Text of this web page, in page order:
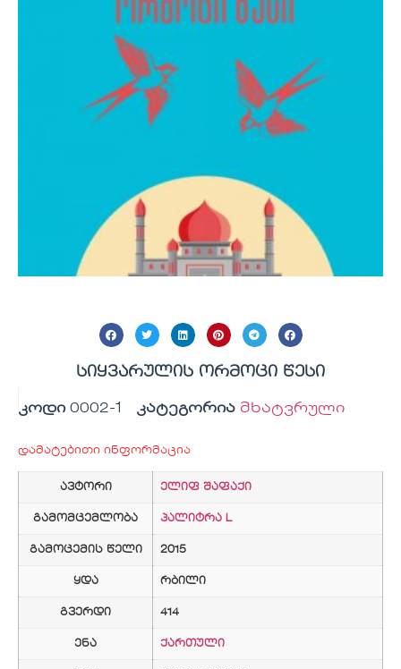
სიყვარულის ორმოცი წესი
კოდი 0002-1 კატეგორია მხატვრული
დამატებითი ინფორმაცია
ავტორი ელიფ შაფაქი
გამომცემლობა პალიტრა L
გამოცემის წელი 2015
ყდა რბილი
გვერდი 414
ენა ქართული